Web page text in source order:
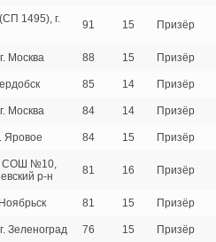
1495), г.
91 15 Призёр
Москва 88 15 Призёр
85 14 Призёр
Москва 84 14 Призёр
84 15 Призёр
СОШ №10,
р-н
81 16 Призёр
81 15 Призёр
76 15 Призёр